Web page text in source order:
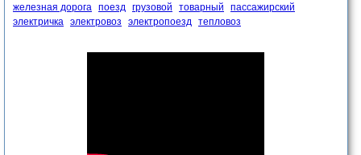
железная дорога поезд грузовой товарный
пассажирский
электричка
электровоз электропоезд тепловоз